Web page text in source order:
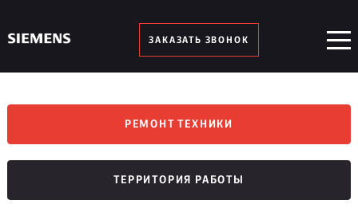
ЗАКАЗАТЬ ЗВОНОК
РЕМОНТ ТЕХНИКИ
ТЕРРИТОРИЯ РАБОТЫ